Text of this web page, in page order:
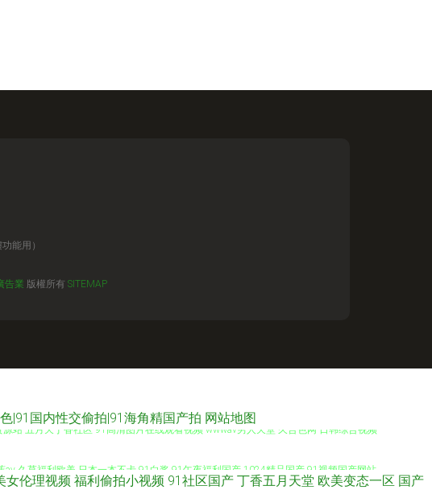
能用）
告業 版權所有 SITEMAP
|91国内性交偷拍|91海角精国产拍 网站地图
五月天丁香社区 91高清图片在线观看视频 wwwav男人天堂 久合色网 日韩综合视频
女伦理视频 福利偷拍小视频 91社区国产 丁香五月天堂 欧美变态一区 国产